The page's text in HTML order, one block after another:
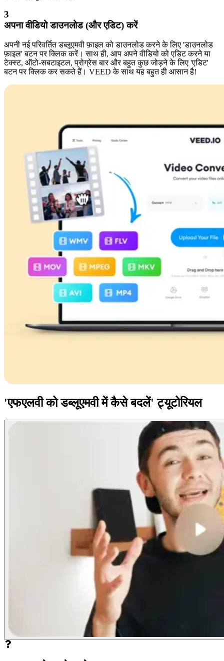
3
अपना वीडियो डाउनलोड (और एडिट) करें
अपनी नई परिवर्तित डब्लूएमवी फ़ाइल को डाउनलोड करने के लिए 'डाउनलोड
फ़ाइल' बटन पर क्लिक करें। साथ ही, आप अपने वीडियो को एडिट करने या
टेक्स्ट, ऑटो-सबटाइटल, प्रोग्रेस बार और बहुत कुछ जोड़ने के लिए 'एडिट'
बटन पर क्लिक कर सकते हैं। VEED के साथ यह बहुत ही आसान है!
'एफएलवी को डब्लूएमवी में कैसे बदलें' ट्यूटोरियल